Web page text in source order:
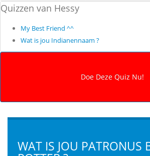
Quizzen van Hessy
My Best Friend ^^
Wat is jou Indianennaam ?
WAT IS JOU PATRONUS